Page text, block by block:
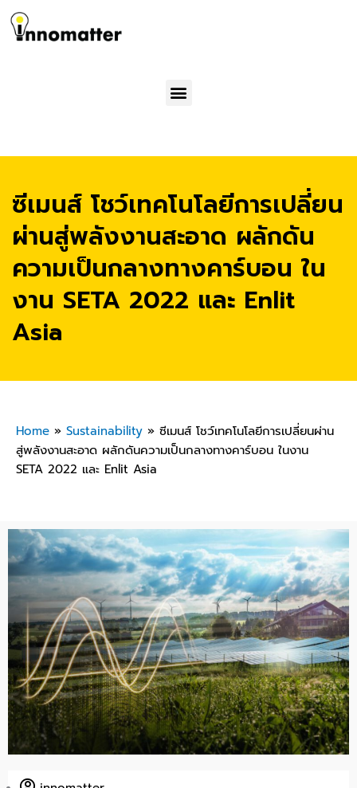
Menu
ซีเมนส์ โชว์เทคโนโลยีการเปลี่ยน
ผ่านสู่พลังงานสะอาด ผลักดัน
ความเป็นกลางทางคาร์บอน ใน
งาน SETA 2022 และ Enlit
Asia
Home » Sustainability » ซีเมนส์ โชว์เทคโนโลยีการเปลี่ยนผ่าน
สู่พลังงานสะอาด ผลักดันความเป็นกลางทางคาร์บอน ในงาน
SETA 2022 และ Enlit Asia